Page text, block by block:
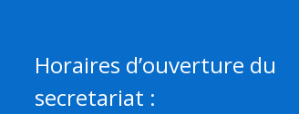
Horaires d’ouverture du
secretariat :